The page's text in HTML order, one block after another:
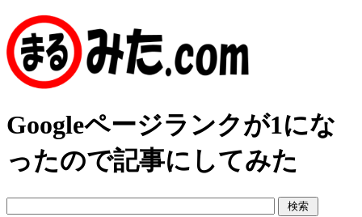
Googleページランクが1にな
ったので記事にしてみた